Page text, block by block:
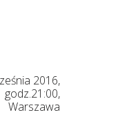
2016,
godz.21:00,
Warszawa